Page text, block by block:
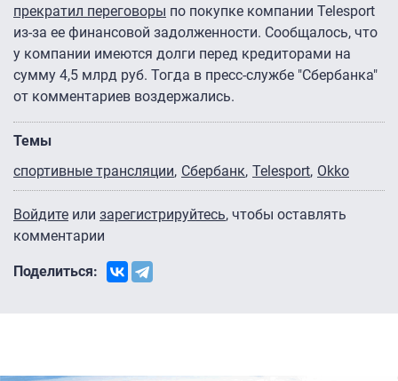
прекратил переговоры по покупке компании Telesport
из-за ее финансовой задолженности. Сообщалось, что
у компании имеются долги перед кредиторами на
сумму 4,5 млрд руб. Тогда в пресс-службе "Сбербанка"
от комментариев воздержались.
Темы
спортивные трансляции Сбербанк Telesport Okko
Войдите или зарегистрируйтесь, чтобы оставлять
комментарии
Поделиться: